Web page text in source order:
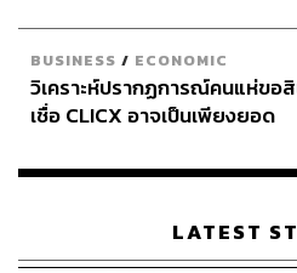
BUSINESS / ECONOMIC
วิเคราะห์ปรากฏการณ์คนแห่ขอ
เชื่อ CLICX อาจเป็นเพียงยอด
เรือนไทยที่ถูกซุกไว้
LATEST